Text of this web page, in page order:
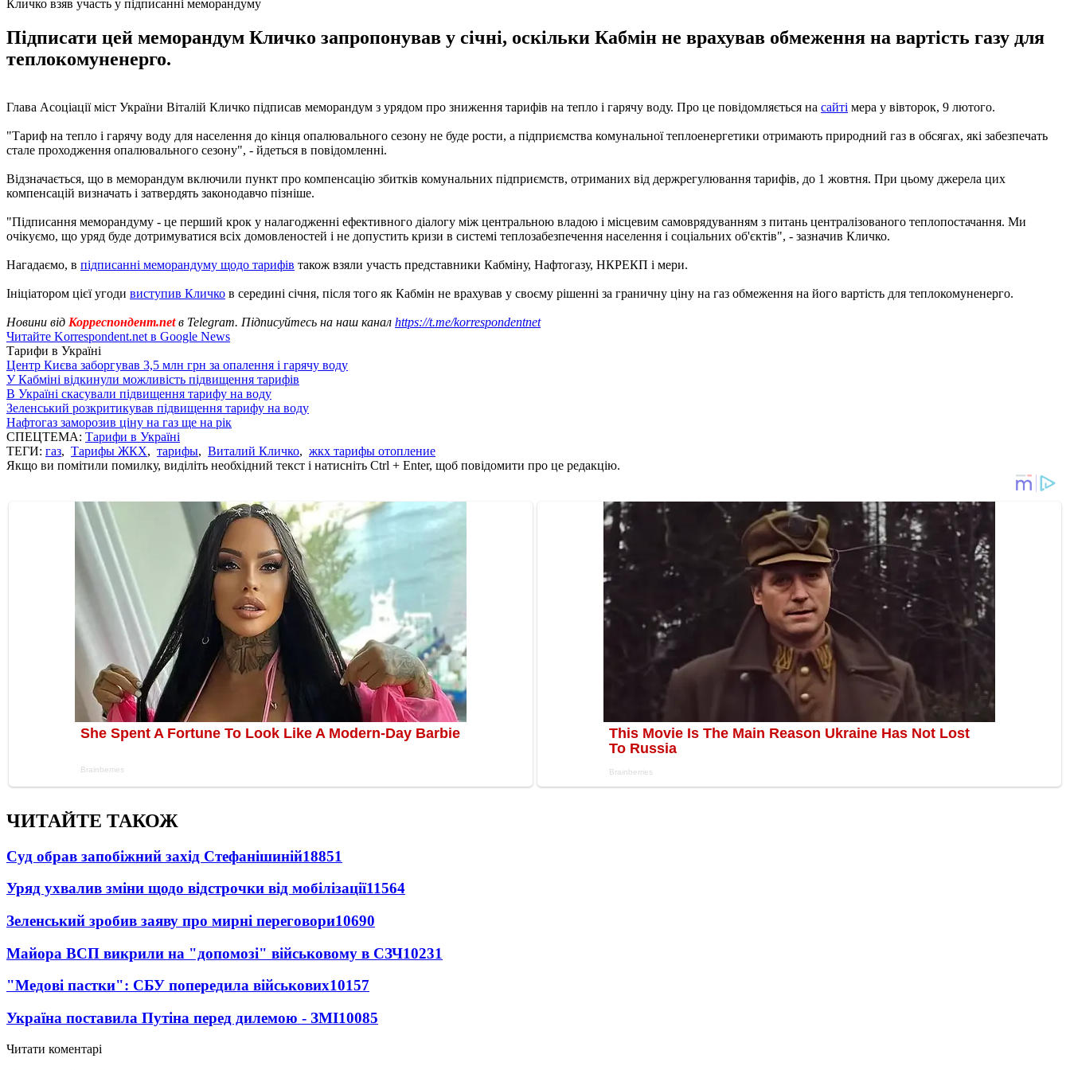
Кличко взяв участь у підписанні меморандуму
Підписати цей меморандум Кличко запропонував у січні, оскільки Кабмін не врахував обмеження на вартість газу для
теплокомуненерго.
Глава Асоціації міст України Віталій Кличко підписав меморандум з урядом про зниження тарифів на тепло і гарячу воду. Про це повідомляється на сайті мера у вівторок, 9 лютого.
"Тариф на тепло і гарячу воду для населення до кінця опалювального сезону не буде рости, а підприємства комунальної теплоенергетики отримають природний газ в обсягах, які забезпечать
стале проходження опалювального сезону", - йдеться в повідомленні.
Відзначається, що в меморандум включили пункт про компенсацію збитків комунальних підприємств, отриманих від держрегулювання тарифів, до 1 жовтня. При цьому джерела цих
компенсацій визначать і затвердять законодавчо пізніше.
"Підписання меморандуму - це перший крок у налагодженні ефективного діалогу між центральною владою і місцевим самоврядуванням з питань централізованого теплопостачання. Ми
очікуємо, що уряд буде дотримуватися всіх домовленостей і не допустить кризи в системі теплозабезпечення населення і соціальних об'єктів", - зазначив Кличко.
Нагадаємо, в підписанні меморандуму щодо тарифів також взяли участь представники Кабміну, Нафтогазу, НКРЕКП і мери.
Ініціатором цієї угоди виступив Кличко в середині січня, після того як Кабмін не врахував у своєму рішенні за граничну ціну на газ обмеження на його вартість для теплокомуненерго.
Новини від Корреспондент.netв Telegram. Підписуйтесь на наш канал https://t.me/korrespondentnet
Читайте Korrespondent.net в Google News
Тарифи в Україні
Центр Києва заборгував 3,5 млн грн за опалення і гарячу воду
У Кабміні відкинули можливість підвищення тарифів
В Україні скасували підвищення тарифу на воду
Зеленський розкритикував підвищення тарифу на воду
Нафтогаз заморозив ціну на газ ще на рік
СПЕЦТЕМА: Тарифи в Україні
ТЕГИ: газ, Тарифы ЖКХ, тарифы, Виталий Кличко, жкх тарифы отопление
Якщо ви помітили помилку, виділіть необхідний текст і натисніть Ctrl + Enter, щоб повідомити про це редакцію.
ЧИТАЙТЕ ТАКОЖ
Суд обрав запобіжний захід Стефанішиній18851
Уряд ухвалив зміни щодо відстрочки від мобілізації11564
Зеленський зробив заяву про мирні переговори10690
Майора ВСП викрили на "допомозі" військовому в СЗЧ10231
"Медові пастки": СБУ попередила військових10157
Україна поставила Путіна перед дилемою - ЗМІ10085
Читати коментарі